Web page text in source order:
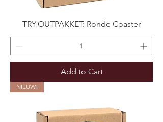
TRY-OUTPAKKET: Ronde Coaster
Add to Cart
NIEUW!